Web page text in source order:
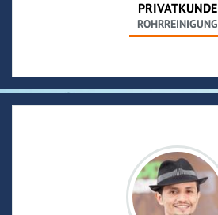
PRIVATKUNDE
ROHRREINIGUNG